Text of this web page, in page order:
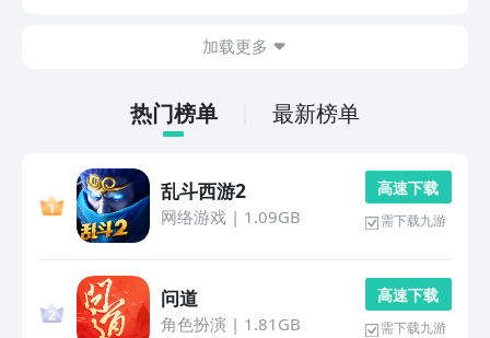
加载更多
热门榜单 最新榜单
乱斗西游2
网络游戏| 1.09GB
高 速 下 载
需下载九游
问道
角色扮演 | 1.81GB
高 速 下 载
需下载九游